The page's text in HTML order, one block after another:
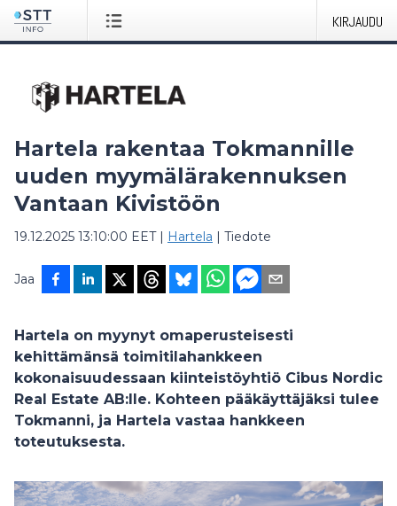
KIRJAUDU
Hartela rakentaa Tokmannille
uuden myymälärakennuksen
Vantaan Kivistöön
19.12.2025 13:10:00 EET| Hartela | Tiedote
Jaa
Hartela on myynyt omaperusteisesti
kehittämänsä toimitilahankkeen
kokonaisuudessaan kiinteistöyhtiö Cibus Nordic
Real Estate AB:lle. Kohteen pääkäyttäjäksi tulee
Tokmanni, ja Hartela vastaa hankkeen
toteutuksesta.